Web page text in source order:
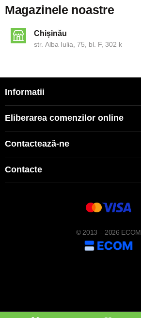
Magazinele noastre
Chișinău
str. Alba Iulia, 75, bl. F, 302 k
Informatii
Eliberarea comenzilor online
Contactează-ne
Contacte
© 2013 – 2026 ECOM